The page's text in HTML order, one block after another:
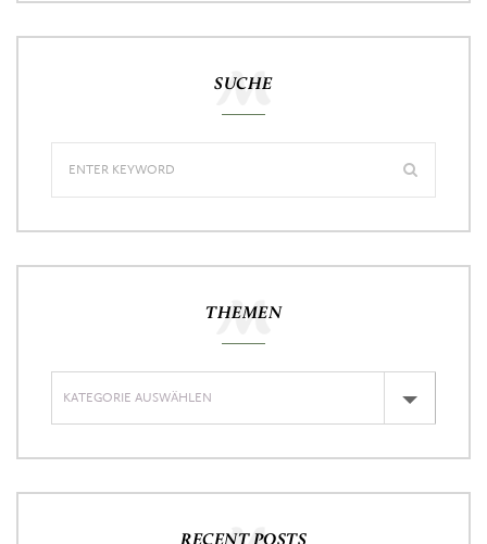
SUCHE
THEMEN
RECENT POSTS